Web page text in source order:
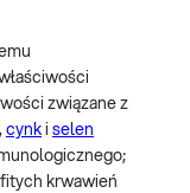
związane z
cynk i selen
krwawień